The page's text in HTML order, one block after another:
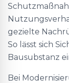
gezielte
So lässt sich
Bausubstanz
Bei